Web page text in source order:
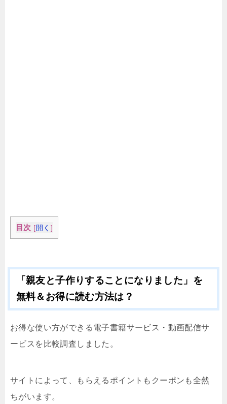
目次 [開く ]
「親友と子作りすることになりました」を
無料＆お得に読む方法は？
お得な使い方ができる電子書籍サービス・動画配信サ
ービスを比較調査しました。
サイトによって、もらえるポイントもクーポンも全然
ちがいます。